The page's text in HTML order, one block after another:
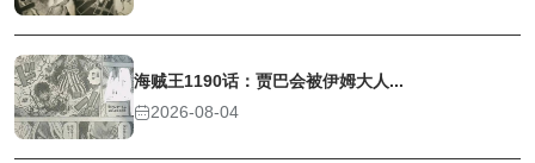
海贼王1190话：贾巴会被伊姆大人...
2026-08-04